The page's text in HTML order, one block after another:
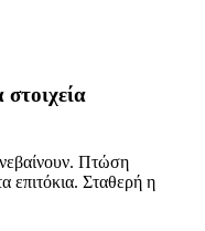
Πτώση
επιτόκια. Σταθερή η